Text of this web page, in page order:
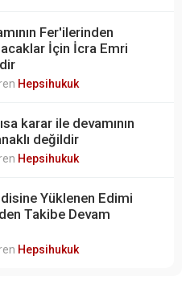
Fer'ilerinden
İçin İcra Emri
Hepsihukuk
karar ile devamının
değildir
Hepsihukuk
Yüklenen Edimi
Takibe Devam
Hepsihukuk